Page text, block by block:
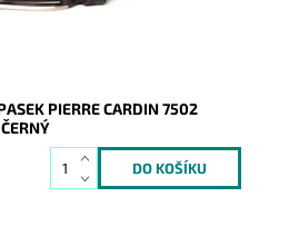
PIERRE CARDIN 7502